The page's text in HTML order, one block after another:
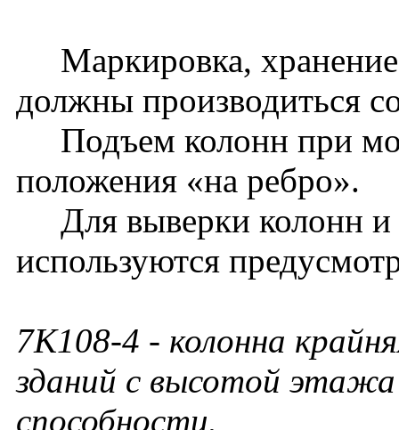
Маркировка,
должны производиться
Подъем колонн при
положения «на ребро».
Для выверки колонн
используются
7К108-4 - колонна
зданий с высотой
способности.